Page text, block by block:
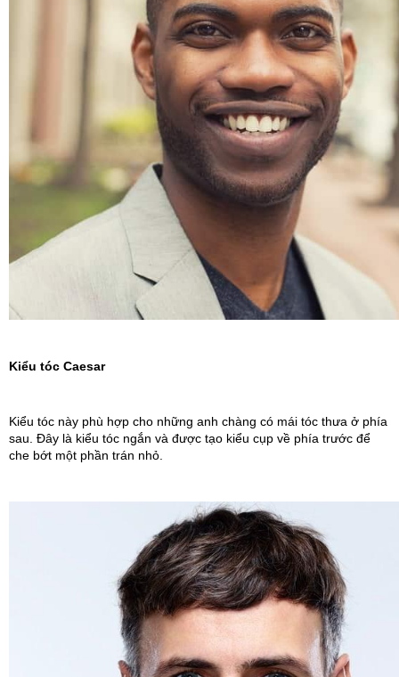
Kiểu tóc Caesar
Kiểu tóc này phù hợp cho những anh chàng có mái tóc thưa ở phía
sau. Đây là kiểu tóc ngắn và được tạo kiểu cụp về phía trước để
che bớt một phần trán nhỏ.